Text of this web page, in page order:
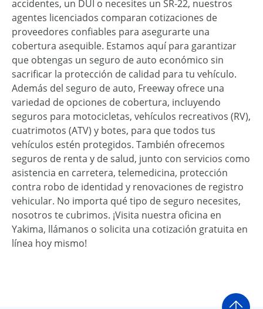
accidentes, un DUI o necesites un SR-22, nuestros
agentes licenciados comparan cotizaciones de
proveedores confiables para asegurarte una
cobertura asequible. Estamos aquí para garantizar
que obtengas un seguro de auto económico sin
sacrificar la protección de calidad para tu vehículo.
Además del seguro de auto, Freeway ofrece una
variedad de opciones de cobertura, incluyendo
seguros para motocicletas, vehículos recreativos (RV),
cuatrimotos (ATV) y botes, para que todos tus
vehículos estén protegidos. También ofrecemos
seguros de renta y de salud, junto con servicios como
asistencia en carretera, telemedicina, protección
contra robo de identidad y renovaciones de registro
vehicular. No importa qué tipo de seguro necesites,
nosotros te cubrimos. ¡Visita nuestra oficina en
Yakima, llámanos o solicita una cotización gratuita en
línea hoy mismo!